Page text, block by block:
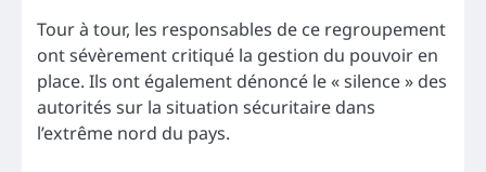
Tour à tour, les responsables de ce regroupement
ont sévèrement critiqué la gestion du pouvoir en
place. Ils ont également dénoncé le « silence » des
autorités sur la situation sécuritaire dans
l’extrême nord du pays.